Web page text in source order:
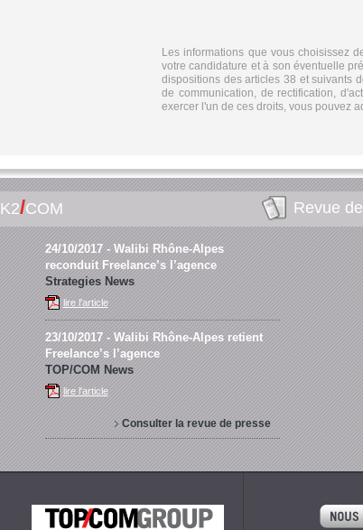
Les informations que vous choisissez
votre candidature et à son éventuelle
dispositions des articles 38 et suivants
de communication, de rectification,
exercer l'un de ces droits, vous pouvez
K2/COM Revue
24/10/2017- Walibi Rhône-Alpes
reconduit Freelance’s l’agence
Strategies News
lire l'article
23/10/2017- Walibi Rhône-Alpes retient
Freelance’s l’agence
TOP/COM News
lire l'article
Consulter la revue de presse